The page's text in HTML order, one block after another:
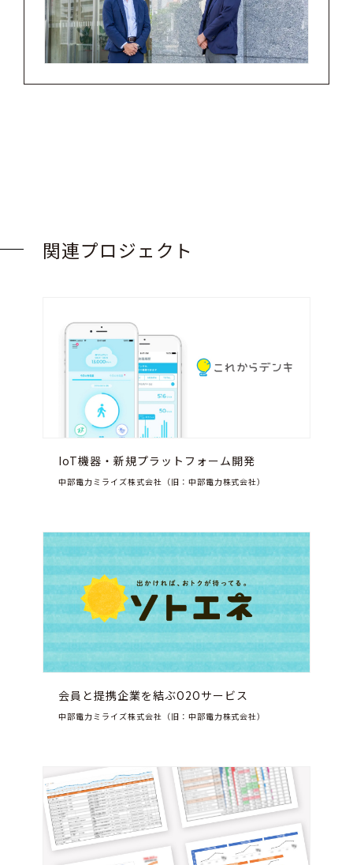
関連プロジェクト
IoT機器・新規プラットフォーム開発
中部電力ミライズ株式会社（旧：中部電力株式会社）
会員と提携企業を結ぶO2Oサービス
中部電力ミライズ株式会社（旧：中部電力株式会社）